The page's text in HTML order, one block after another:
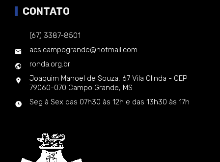
CONTATO
(67) 3387-8501
acs.campogrande@hotmail.com
ronda.org.br
Joaquim Manoel de Souza, 67 Vila Olinda - CEP
79060-070 Campo Grande, MS
Seg à Sex das 07h30 às 12h e das 13h30 às 17h